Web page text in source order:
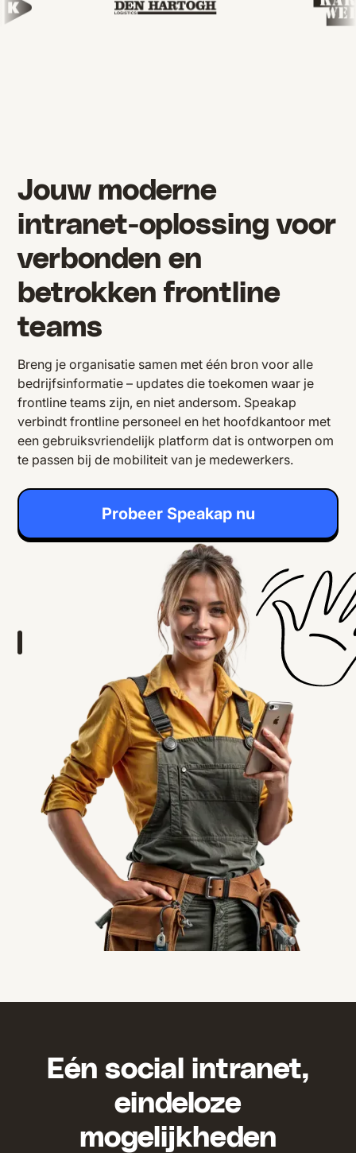
Jouw moderne
intranet-oplossing voor
verbonden en
betrokken frontline
teams
Breng je organisatie samen met één bron voor alle
bedrijfsinformatie – updates die toekomen waar je
frontline teams zijn, en niet andersom. Speakap
verbindt frontline personeel en het hoofdkantoor met
een gebruiksvriendelijk platform dat is ontworpen om
te passen bij de mobiliteit van je medewerkers.
Probeer Speakap nu
Eén social intranet,
eindeloze
mogelijkheden